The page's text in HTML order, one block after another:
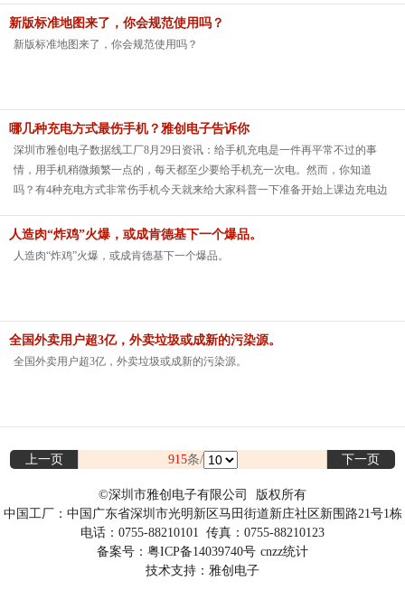
源源不断地从电脑流动到手机体内，让你充电的时候，看到流光溢彩，实在是
酷极了。 雅创电子专业做手机数据线16年，货源充足，质量上乘，有需要的朋
新版标准地图来了，你会规范使用吗？
新版标准地图来了，你会规范使用吗？
哪几种充电方式最伤手机？雅创电子告诉你
深圳市雅创电子数据线工厂8月29日资讯：给手机充电是一件再平常不过的事
情，用手机稍微频繁一点的，每天都至少要给手机充一次电。然而，你知道
吗？有4种充电方式非常伤手机今天就来给大家科普一下准备开始上课边充电边
量不足的时候就插着充电器一边充电一边玩手机其实这种最伤手机的一种充电
方式这样会让手机边充电边放电导致手机发烫影响手机寿命更可怕的是如果使
池比较稳定的时期最适合手机充电用
人造肉“炸鸡”火爆，或成肯德基下一个爆品。
人造肉“炸鸡”火爆，或成肯德基下一个爆品。
全国外卖用户超3亿，外卖垃圾或成新的污染源。
全国外卖用户超3亿，外卖垃圾或成新的污染源。
上一页 915条/ 下一页
©深圳市雅创电子有限公司
版权所有
中国工厂：中国广东省深圳市光明新区马田街道新庄社区新围路21号1栋
电话：0755-88210101
传真：0755-88210123
备案号：粤ICP备14039740号 cnzz统计
技术支持： 雅创电子